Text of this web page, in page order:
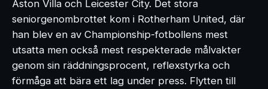
Aston Villa och Leicester City. Det stora
seniorgenombrottet kom i Rotherham United, där
han blev en av Championship-fotbollens mest
utsatta men också mest respekterade målvakter
genom sin räddningsprocent, reflexstyrka och
förmåga att bära ett lag under press. Flytten till